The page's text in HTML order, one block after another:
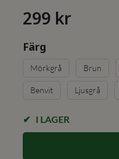
299 kr
Färg
Mörkgrå Brun
Benvit Ljusgrå
I LAGER